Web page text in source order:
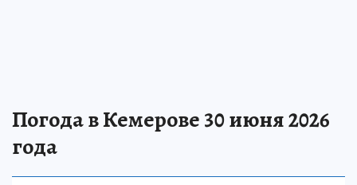
Погода в Кемерове 30 июня 2026
года